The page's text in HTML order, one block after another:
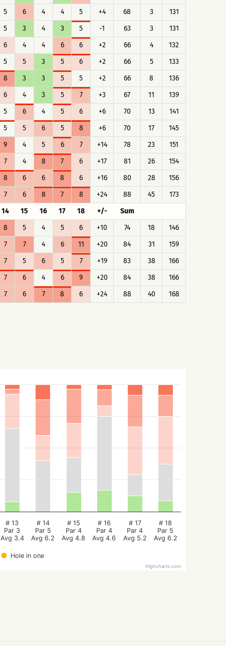
5 6 4 4 5 +4 68 3
131
5 3 4 3 5 -1 63 3
131
6 4 4 6 6 +2 66 4
132
5 5 3 5 6 +2 66 5
133
8 3 3 5 5 +2 66 8
136
6 4 3 5 7 +3 67 11
139
5 6 4 5 6 +6 70 13
141
5 5 6 5 8 +6 70 17
145
9 4 5 6 7 +14 78 23
151
7 4 8 7 6 +17 81 26
154
8 6 6 8 6 +16 80 28
156
7 6 8 7 8 +24 88 45
173
14 15 16 17 18 +/-
Sum
8 5 4 5 6 +10 74 18
146
7 7 4 6 11 +20 84 31
159
7 5 6 5 7 +19 83 38
166
7 6 4 6 9 +20 84 38
166
7 6 7 8 6 +24 88 40 168
Hole in one
# 13
Par 3
Avg 3.4
# 14
Par 5
Avg 6.2
# 15
Par 4
Avg 4.8
# 16
Par 4
Avg 4.6
# 17
Par 4
Avg 5.2
# 18
Par 5
Avg 6.2
Highcharts.com